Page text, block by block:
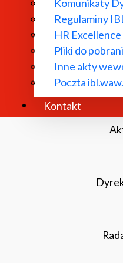
Komunikaty
Regulaminy
HR
Pliki do
Inne akty
Poczta
Kontakt
O